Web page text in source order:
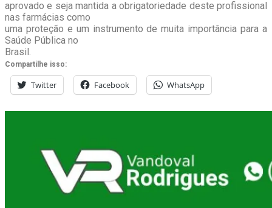
aprovado e seja mantida a obrigatoriedade deste profissional
nas farmácias como
uma proteção e um instrumento de muita importância para a
Saúde Pública no
Brasil.
Compartilhe isso:
Twitter Facebook WhatsApp